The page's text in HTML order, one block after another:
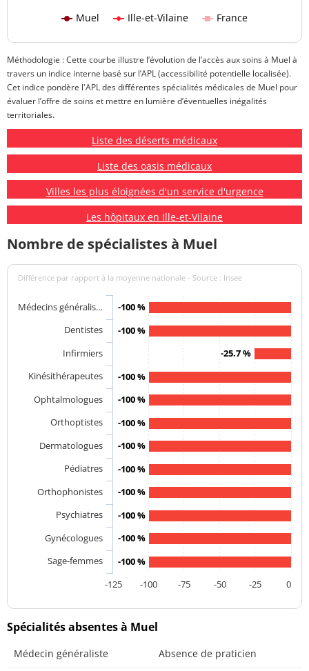
Muel Ille-et-Vilaine France
Méthodologie : Cette courbe illustre l’évolution de l’accès aux soins à Muel à
travers un indice interne basé sur l’APL (accessibilité potentielle localisée).
Cet indice pondère l'APL des différentes spécialités médicales de Muel pour
évaluer l’offre de soins et mettre en lumière d’éventuelles inégalités
territoriales.
Liste des déserts médicaux
Liste des oasis médicaux
Villes les plus éloignées d'un service d'urgence
Les hôpitaux en Ille-et-Vilaine
Nombre de spécialistes à Muel
Différence par rapport à la moyenne nationale - Source : Insee
-100 %
-100 %
-25.7 %
-100 %
-100 %
-100 %
-100 %
-100 %
-100 %
-100 %
-100 %
-100 %
Médecins généralis…
Dentistes
Infirmiers
Kinésithérapeutes
Ophtalmologues
Orthoptistes
Dermatologues
Pédiatres
Orthophonistes
Psychiatres
Gynécologues
Sage-femmes
-100
0
-125 -75 -50 -25
Spécialités absentes à Muel
Médecin généraliste Absence de praticien